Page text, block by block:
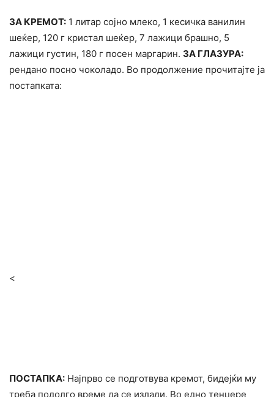
ЗА КРЕМОТ: 1 литар сојно млеко, 1 кесичка ванилин
шеќер, 120 г кристал шеќер, 7 лажици брашно, 5
лажици густин, 180 г посен маргарин. ЗА ГЛАЗУРА:
рендано посно чоколадо. Во продолжение прочитајте ја
постапката:
<
ПОСТАПКА: Најпрво се подготвува кремот, бидејќи му
треба подолго време да се излади. Во едно тенџере